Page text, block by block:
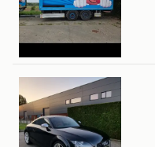
Tony
Mijn
Favorieten